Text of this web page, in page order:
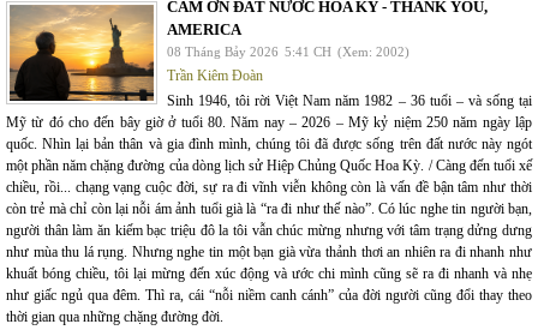
CÁM ƠN ĐẤT NƯỚC HOA KỲ - THANK YOU,
AMERICA
08 Tháng Bảy 2026 5:41 CH (Xem: 2002)
Trần Kiêm Đoàn
Sinh 1946, tôi rời Việt Nam năm 1982 – 36 tuổi – và sống tại
Mỹ từ đó cho đến bây giờ ở tuổi 80. Năm nay – 2026 – Mỹ kỷ niệm 250 năm ngày lập
quốc. Nhìn lại bản thân và gia đình mình, chúng tôi đã được sống trên đất nước này ngót
một phần năm chặng đường của dòng lịch sử Hiệp Chủng Quốc Hoa Kỳ. / Càng đến tuổi xế
chiều, rồi... chạng vạng cuộc đời, sự ra đi vĩnh viễn không còn là vấn đề bận tâm như thời
còn trẻ mà chỉ còn lại nỗi ám ảnh tuổi già là “ra đi như thế nào”. Có lúc nghe tin người bạn,
người thân làm ăn kiếm bạc triệu đô la tôi vẫn chúc mừng nhưng với tâm trạng dửng dưng
như mùa thu lá rụng. Nhưng nghe tin một bạn già vừa thảnh thơi an nhiên ra đi nhanh như
khuất bóng chiều, tôi lại mừng đến xúc động và ước chi mình cũng sẽ ra đi nhanh và nhẹ
như giấc ngủ qua đêm. Thì ra, cái “nỗi niềm canh cánh” của đời người cũng đổi thay theo
thời gian qua những chặng đường đời.